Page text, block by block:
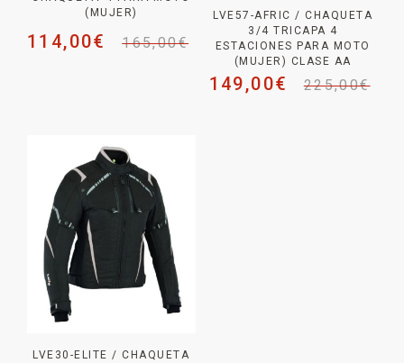
(MUJER)
165,00€
114,00€
LVE57-AFRIC / CHAQUETA
3/4 TRICAPA 4
ESTACIONES PARA MOTO
(MUJER) CLASE AA
225,00€
149,00€
LVE30-ELITE / CHAQUETA